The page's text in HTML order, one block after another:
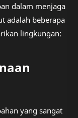
dalam menjaga
adalah beberapa
lingkungan:
yang sangat